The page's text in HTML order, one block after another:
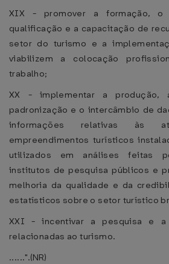
XIX - promover a formação, o
qualificação e a capacitação de
setor do turismo e a
viabilizem a colocação
trabalho;
XX - implementar a produção,
padronização e o intercâmbio de
informações relativas às
empreendimentos turísticos
utilizados em análises feitas
institutos de pesquisa públicos e
melhoria da qualidade e da
estatísticos sobre o setor turístico
XXI - incentivar a pesquisa e a
relacionadas ao turismo.
......".(NR)